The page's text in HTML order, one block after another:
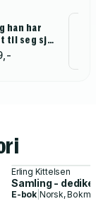
han har
til seg sjøl
Erling Kittelsen
Samling -
E-bok| Norsk,